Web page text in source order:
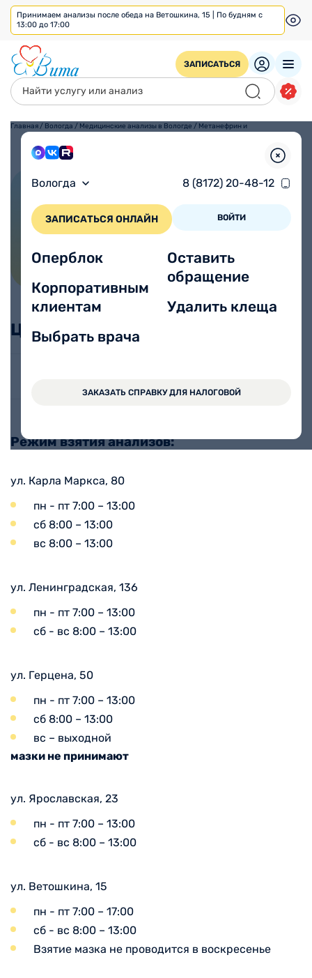
Принимаем анализы после обеда на Ветошкина, 15 | По будням с
13:00 до 17:00
ЗАПИСАТЬСЯ
Вологда 8 (8172) 20-48-12
ЗАПИСАТЬСЯ ОНЛАЙН ВОЙТИ
Оперблок
Корпоративным
клиентам
Выбрать врача
Оставить
обращение
Удалить клеща
ЗАКАЗАТЬ СПРАВКУ ДЛЯ НАЛОГОВОЙ
Главная / Вологда / Медицинские анализы в Вологде / Метанефрин и
Метанефрин и
норметанефрин: свободные
фракции
Цены
Режим взятия анализов:
ул. Карла Маркса, 80
пн - пт 7:00 – 13:00
сб 8:00 – 13:00
вс 8:00 – 13:00
ул. Ленинградская, 136
пн - пт 7:00 – 13:00
сб - вс 8:00 – 13:00
ул. Герцена, 50
пн - пт 7:00 – 13:00
сб 8:00 – 13:00
вс – выходной
мазки не принимают
ул. Ярославская, 23
пн - пт 7:00 – 13:00
сб - вс 8:00 – 13:00
ул. Ветошкина, 15
пн - пт 7:00 – 17:00
сб - вс 8:00 – 13:00
Взятие мазка не проводится в воскресенье